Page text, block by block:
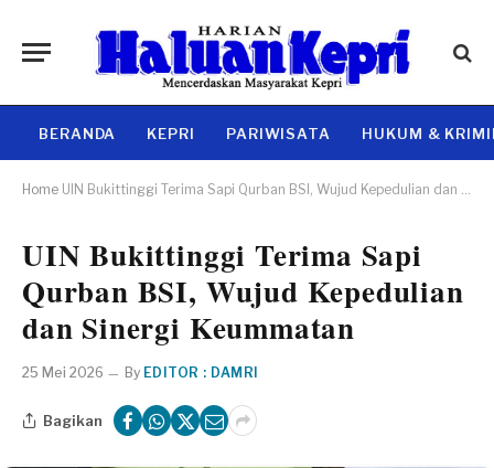
BERANDA KEPRI PARIWISATA HUKUM &
Home UIN Bukittinggi Terima Sapi Qurban BSI, Wujud Kepedulian dan Sinergi Keummatan
UIN Bukittinggi Terima Sapi
Qurban BSI, Wujud Kepedulian
dan Sinergi Keummatan
25 Mei 2026 By EDITOR : DAMRI
Bagikan